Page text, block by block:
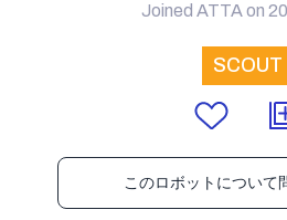
Joined ATTA on
SCOUT
このロボットについて